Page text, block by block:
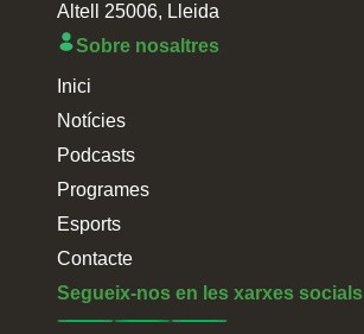
Altell 25006, Lleida
Sobre nosaltres
Inici
Notícies
Podcasts
Programes
Esports
Contacte
Segueix-nos en les xarxes socials